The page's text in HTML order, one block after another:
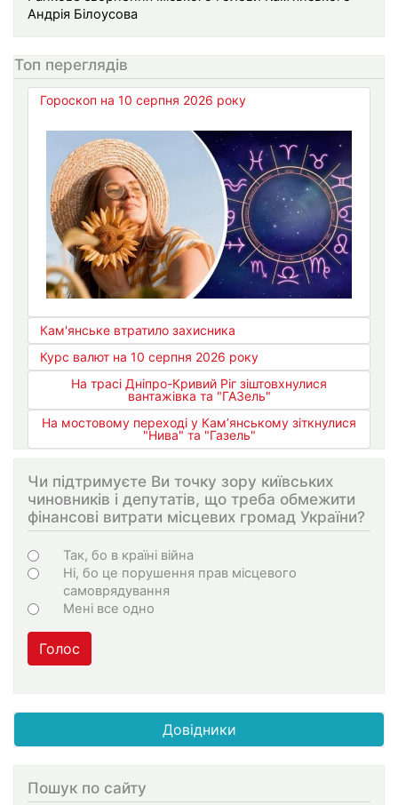
Андрія Білоусова
Топ переглядів
Гороскоп на 10 серпня 2026 року
Кам'янське втратило захисника
Курс валют на 10 серпня 2026 року
На трасі Дніпро-Кривий Ріг зіштовхнулися
вантажівка та "ГАЗель"
На мостовому переході у Кам’янському зіткнулися
"Нива" та "Газель"
Чи підтримуєте Ви точку зору київських
чиновників і депутатів, що треба обмежити
фінансові витрати місцевих громад України?
Варіанти
Так, бо в країні війна
Ні, бо це порушення прав місцевого
самоврядування
Мені все одно
Голос
Довідники
Пошук по сайту